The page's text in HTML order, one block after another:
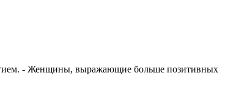
- Женщины, выражающие больше позитивных